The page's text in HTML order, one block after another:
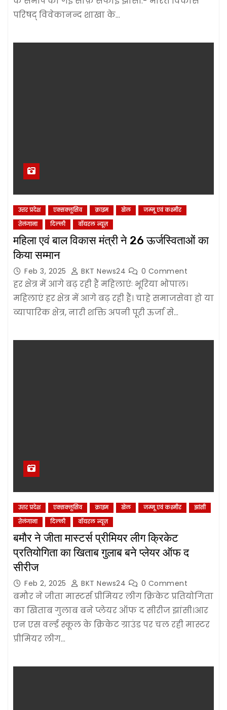
परिषद् विवेकानन्द शाखा के…
उत्तर प्रदेश एक्सक्लूसिव क्राइम खेल
जम्‍मू एवं कश्‍मीर
तेलंगाना
दिल्‍ली वॉयरल न्यूज़
महिला एवं बाल विकास मंत्री ने 26 ऊर्जस्विताओं का
किया सम्मान
Feb 3, 2025 BKT News24 0 Comment
हर क्षेत्र में आगे बढ़ रही हैं महिलाएंः भूरिया भोपाल।
महिलाएं हर क्षेत्र में आगे बढ़ रही हैं। चाहे समाजसेवा हो या
व्यापारिक क्षेत्र, नारी शक्ति अपनी पूरी ऊर्जा से…
उत्तर प्रदेश एक्सक्लूसिव क्राइम खेल जम्‍मू एवं कश्‍मीर
झांसी
तेलंगाना
दिल्‍ली वॉयरल न्यूज़
बमौर ने जीता मास्टर्स प्रीमियर लीग क्रिकेट
प्रतियोगिता का खिताब गुलाब बने प्लेयर ऑफ द
सीरीज
Feb 2, 2025 BKT News24 0 Comment
बमौर ने जीता मास्टर्स प्रीमियर लीग क्रिकेट प्रतियोगिता
का खिताब गुलाब बने प्लेयर ऑफ द सीरीज झांसी।आर
एन एस वर्ल्ड स्कूल के क्रिकेट ग्राउंड पर चल रही मास्टर
प्रीमियर लीग…